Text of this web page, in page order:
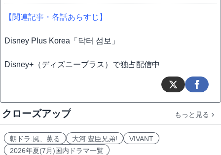
【関連記事・各話あらすじ】
Disney Plus Korea「닥터 섬보」
Disney+（ディズニープラス）で独占配信中
クローズアップ もっと見る
朝ドラ:風、薫る 大河:豊臣兄弟!
VIVANT
2026年夏(7月)国内ドラマ一覧